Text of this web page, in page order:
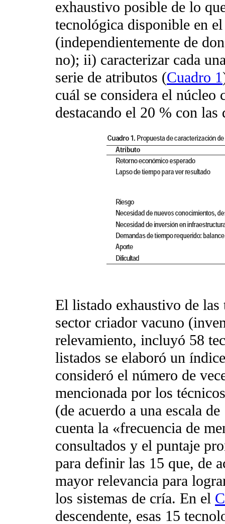
exhaustivo posible de lo
tecnológica disponible en
(independientemente de
no); ii) caracterizar cada
serie de atributos (Cuadro 1
cuál se considera el núcleo
destacando el 20 % con
El listado exhaustivo de
sector criador vacuno
relevamiento, incluyó 58
listados se elaboró un
consideró el número de
mencionada por los
(de acuerdo a una escala
cuenta la «frecuencia de
consultados y el puntaje
para definir las 15 que, de
mayor relevancia para
los sistemas de cría. En el
descendente, esas 15